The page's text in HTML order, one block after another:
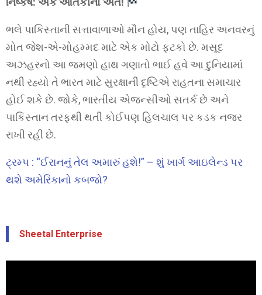
ભલે પાકિસ્તાની સત્તાવાળાઓ મૌન હોય, પણ તાહિર અનવરનું
મોત જેશ-એ-મોહમ્મદ માટે એક મોટો ફટકો છે. મસૂદ
અઝહરનો આ જમણો હાથ ગણાતો ભાઈ હવે આ દુનિયામાં
નથી રહ્યો તે ભારત માટે સુરક્ષાની દૃષ્ટિએ રાહતના સમાચાર
હોઈ શકે છે. જોકે, ભારતીય એજન્સીઓ સતર્ક છે અને
પાકિસ્તાન તરફથી થતી કોઈપણ હિલચાલ પર કડક નજર
રાખી રહી છે.
ટ્રમ્પ : “ઈરાનનું તેલ અમારું હશે!” – શું ખાર્ગ આઇલેન્ડ પર
થશે અમેરિકાનો કબજો?
Sheetal Enterprise